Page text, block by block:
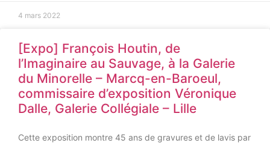
4 mars 2022
[Expo] François Houtin, de
l’Imaginaire au Sauvage, à la Galerie
du Minorelle – Marcq-en-Baroeul,
commissaire d’exposition Véronique
Dalle, Galerie Collégiale – Lille
Cette exposition montre 45 ans de gravures et de lavis par